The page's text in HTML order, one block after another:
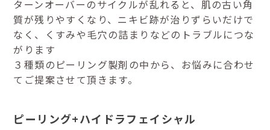
ターンオーバーのサイクルが乱れると、肌の古い角
質が残りやすくなり、ニキビ跡が治りずらいだけで
なく、くすみや毛穴の詰まりなどのトラブルにつな
がります
３種類のピーリング製剤の中から、お悩みに合わせ
てご提案させて頂きます。
ピーリング+ハイドラフェイシャル